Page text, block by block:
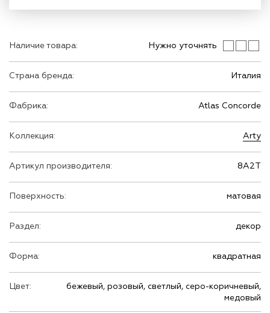
Наличие товара: Нужно уточнять
Страна бренда: Италия
Фабрика: Atlas Concorde
Коллекция: Arty
Артикул производителя: 8A2T
Поверхность: матовая
Раздел: декор
Форма: квадратная
Цвет:
бежевый, розовый, светлый, серо-коричневый,
медовый